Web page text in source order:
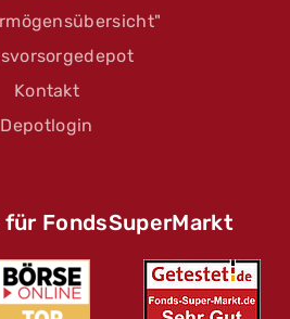
Kontakt
Depotlogin
FondsSuperMarkt